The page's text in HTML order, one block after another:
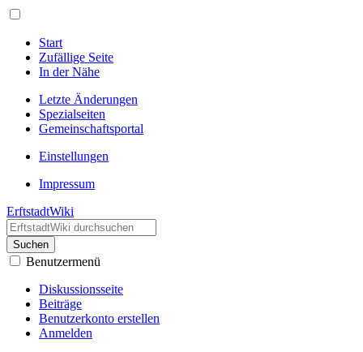
Start
Zufällige Seite
In der Nähe
Letzte Änderungen
Spezialseiten
Gemeinschafts­portal
Einstellungen
Impressum
ErftstadtWiki
Suchen
Benutzermenü
Diskussionsseite
Beiträge
Benutzerkonto erstellen
Anmelden